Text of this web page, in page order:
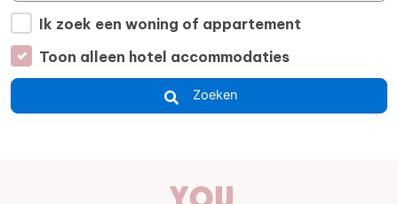
Ik zoek een woning of appartement
Toon alleen hotel accommodaties
Zoeken